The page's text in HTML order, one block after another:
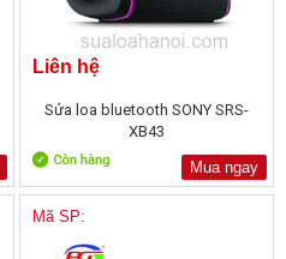
Liên hệ
Sửa loa bluetooth SONY SRS-
XB43
Mua ngay
Mã SP: